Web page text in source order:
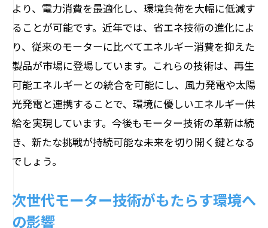
より、電力消費を最適化し、環境負荷を大幅に低減す
ることが可能です。近年では、省エネ技術の進化によ
り、従来のモーターに比べてエネルギー消費を抑えた
製品が市場に登場しています。これらの技術は、再生
可能エネルギーとの統合を可能にし、風力発電や太陽
光発電と連携することで、環境に優しいエネルギー供
給を実現しています。今後もモーター技術の革新は続
き、新たな挑戦が持続可能な未来を切り開く鍵となる
でしょう。
次世代モーター技術がもたらす環境へ
の影響